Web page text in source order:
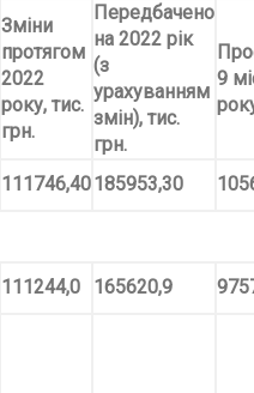
Зміни
протягом
2022
року, тис.
грн.
Передбачено
на 2022 рік
(з
урахуванням
змін), тис.
грн.
9
111746,40185953,30
111244,0 165620,9